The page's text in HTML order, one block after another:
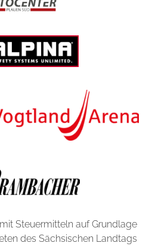
Steuermitteln auf Grundlage
des Sächsischen Landtags